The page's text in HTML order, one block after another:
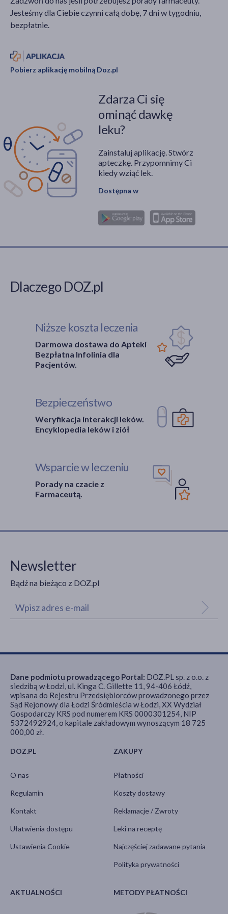
podstawowych
zasadach higieny.
oraz przestrzeganiu
zasad higieny
Jesteśmy dla Ciebie czynni całą dobę, 7 dni w tygodniu,
bezpłatnie.
Pobierz aplikację mobilną Doz.pl
Zdarza Ci się
ominąć dawkę
leku?
Zainstaluj aplikację. Stwórz
apteczkę. Przypomnimy Ci
kiedy wziąć lek.
Dostępna w
Dlaczego DOZ.pl
Niższe koszta leczenia
Darmowa dostawa do Apteki
Bezpłatna Infolinia dla
Pacjentów.
Bezpieczeństwo
Weryfikacja interakcji leków.
Encyklopedia leków i ziół
Wsparcie w leczeniu
Porady na czacie z
Farmaceutą.
Newsletter
Bądź na bieżąco z DOZ.pl
DOZ.PL
O nas
Regulamin
Kontakt
Ułatwienia dostępu
Ustawienia Cookie
ZAKUPY
Płatności
Koszty dostawy
Reklamacje / Zwroty
Leki na receptę
Najczęściej zadawane pytania
Polityka prywatności
AKTUALNOŚCI METODY PŁATNOŚCI
Dane podmiotu prowadzącego Portal: DOZ.PL sp. z o.o. z
siedzibą w Łodzi, ul. Kinga C. Gillette 11, 94-406 Łódź,
wpisana do Rejestru Przedsiębiorców prowadzonego przez
Sąd Rejonowy dla Łodzi Śródmieścia w Łodzi, XX Wydział
Gospodarczy KRS pod numerem KRS 0000301254, NIP
5372492924, o kapitale zakładowym wynoszącym 18 725
000,00 zł.